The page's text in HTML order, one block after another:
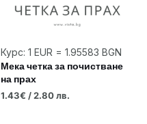
Курс: 1 EUR = 1.95583 BGN
Мека четка за почистване
на прах
1.43€ / 2.80 лв.